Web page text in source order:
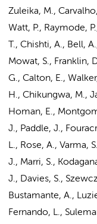
Zuleika, M.,
Watt, P., Raymode,
T., Chishti, A., Bell,
Mowat, S., Franklin,
G., Calton, E.,
H., Chikungwa, M.,
Homan, E.,
J., Paddle, J.,
L., Rose, A., Varma,
J., Marri, S.,
J., Davies, S.,
Bustamante, A.,
Fernando, L.,